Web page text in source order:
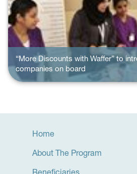
“More Discounts with Waffer” to
companies on board
Home
About The Program